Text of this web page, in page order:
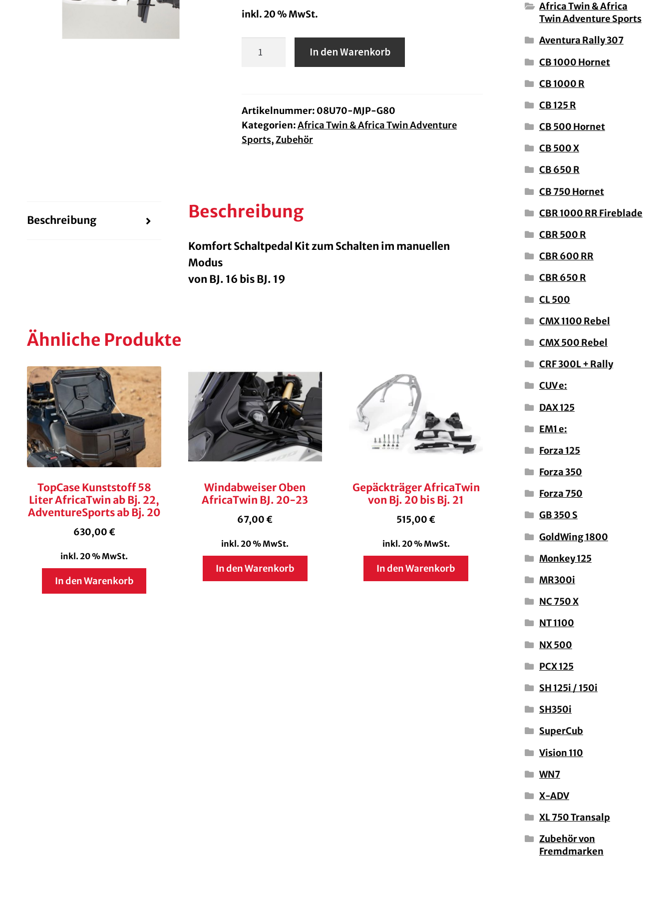
inkl. 20 % MwSt.
Twin
und
Adventure
19
In den Warenkorb
Artikelnummer: 08U70-MJP-G80
Kategorien:Africa Twin & Africa Twin Adventure
Sports,Zubehör
Beschreibung Beschreibung
Komfort Schaltpedal Kit zum Schalten im manuellen
Modus
von BJ. 16 bis BJ. 19
Ähnliche Produkte
TopCase Kunststoff 58
Liter AfricaTwin ab Bj. 22,
AdventureSports ab Bj. 20
630,00€
inkl. 20 % MwSt.
In den Warenkorb
Windabweiser Oben
AfricaTwin BJ. 20-23
67,00€
inkl. 20 % MwSt.
In den Warenkorb
Gepäckträger AfricaTwin
von Bj. 20 bis Bj. 21
515,00€
inkl. 20 % MwSt.
In den Warenkorb
Africa Twin & Africa
Twin Adventure Sports
Aventura Rally 307
CB 1000 Hornet
CB 1000 R
CB 125 R
CB 500 Hornet
CB 500 X
CB 650 R
CB 750 Hornet
CBR 1000 RR Fireblade
CBR 500 R
CBR 600 RR
CBR 650 R
CL 500
CMX 1100 Rebel
CMX 500 Rebel
CRF 300L + Rally
CUV e:
DAX 125
EM1 e:
Forza 125
Forza 350
Forza 750
GB 350 S
GoldWing 1800
Monkey 125
MR300i
NC 750 X
NT 1100
NX 500
PCX 125
SH 125i / 150i
SH350i
SuperCub
Vision 110
WN7
X-ADV
XL 750 Transalp
Zubehör von
Fremdmarken